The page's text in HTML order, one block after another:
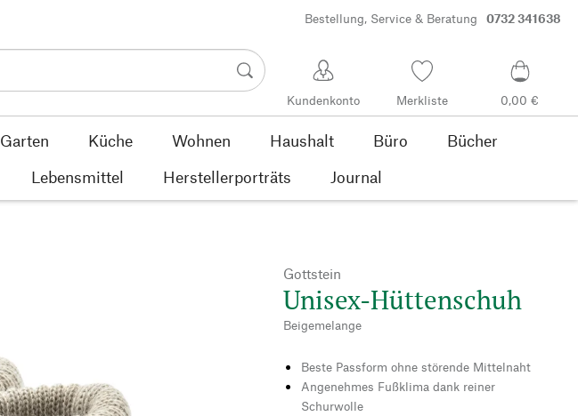
Bestellung, Service & Beratung 0732 341638
Kundenkonto Merkliste 0,00 €
Garten Küche Wohnen Haushalt Büro
Bücher
Lebensmittel Herstellerporträts Journal
Gottstein
Unisex-Hüttenschuh
Beigemelange
Beste Passform ohne störende Mittelnaht
Angenehmes Fußklima dank reiner
Schurwolle